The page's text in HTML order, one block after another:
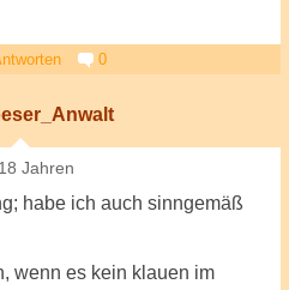
0
Jahren
habe ich auch sinngemäß
wenn es kein klauen im